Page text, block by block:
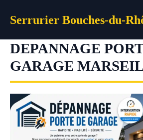
Serrurier Bouches-du-
DEPANNAGE
GARAGE